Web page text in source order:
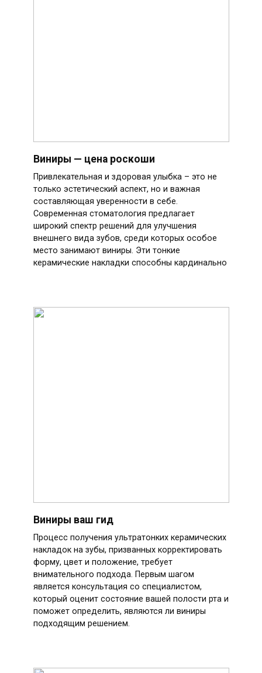
Виниры — цена роскоши
Привлекательная и здоровая улыбка – это не
только эстетический аспект, но и важная
составляющая уверенности в себе.
Современная стоматология предлагает
широкий спектр решений для улучшения
внешнего вида зубов, среди которых особое
место занимают виниры. Эти тонкие
керамические накладки способны кардинально
Виниры ваш гид
Процесс получения ультратонких керамических
накладок на зубы, призванных корректировать
форму, цвет и положение, требует
внимательного подхода. Первым шагом
является консультация со специалистом,
который оценит состояние вашей полости рта и
поможет определить, являются ли виниры
подходящим решением.